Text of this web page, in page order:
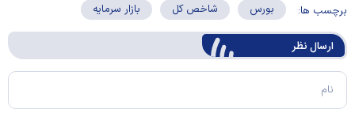
برچسب ها: بورس شاخص کل بازار سرمایه
ارسال‌ نظر